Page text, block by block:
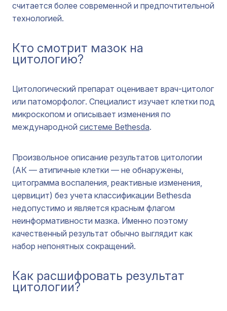
считается более современной и предпочтительной
технологией.
Кто смотрит мазок на
цитологию?
Цитологический препарат оценивает врач-цитолог
или патоморфолог. Специалист изучает клетки под
микроскопом и описывает изменения по
международной системе Bethesda.
Произвольное описание результатов цитологии
(АК — атипичные клетки — не обнаружены,
цитограмма воспаления, реактивные изменения,
цервицит) без учета классификации Bethesda
недопустимо и является красным флагом
неинформативности мазка. Именно поэтому
качественный результат обычно выглядит как
набор непонятных сокращений.
Как расшифровать результат
цитологии?